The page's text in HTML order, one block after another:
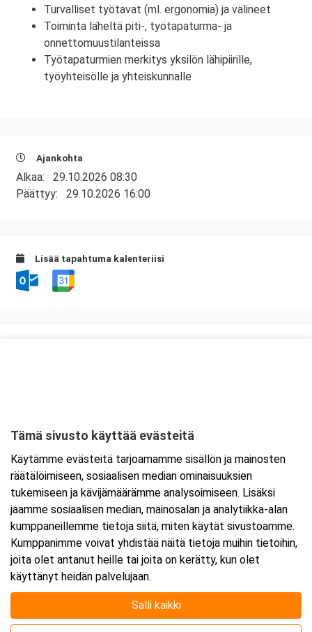
Turvalliset työtavat (ml. ergonomia) ja välineet
Toiminta läheltä piti-, työtapaturma- ja
onnettomuustilanteissa
Työtapaturmien merkitys yksilön lähipiirille,
työyhteisölle ja yhteiskunnalle
Ajankohta
Alkaa: 29.10.2026 08:30
Päättyy: 29.10.2026 16:00
Lisää tapahtuma kalenteriisi
Tarkempi kartta ja ajo-ohjeet
Tämä sivusto käyttää evästeitä
Käytämme evästeitä tarjoamamme sisällön ja mainosten
räätälöimiseen, sosiaalisen median ominaisuuksien
tukemiseen ja kävijämäärämme analysoimiseen. Lisäksi
jaamme sosiaalisen median, mainosalan ja analytiikka-alan
kumppaneillemme tietoja siitä, miten käytät sivustoamme.
Kumppanimme voivat yhdistää näitä tietoja muihin tietoihin,
joita olet antanut heille tai joita on kerätty, kun olet
käyttänyt heidän palvelujaan.
Salli kaikki